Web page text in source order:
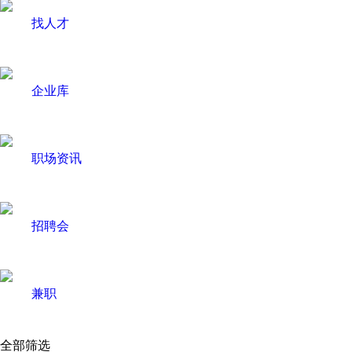
找人才
企业库
职场资讯
招聘会
兼职
全部筛选